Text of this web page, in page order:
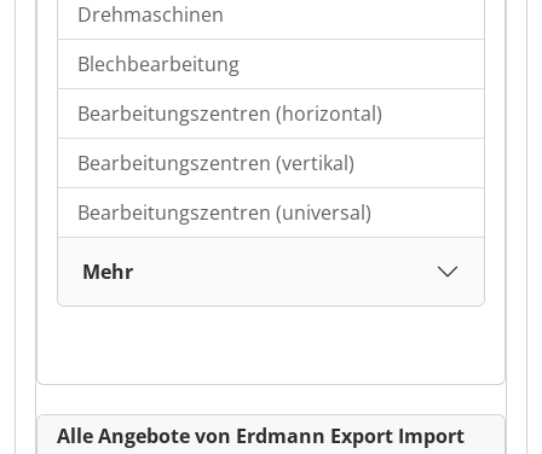
Drehmaschinen
Blechbearbeitung
Bearbeitungszentren (horizontal)
Bearbeitungszentren (vertikal)
Bearbeitungszentren (universal)
Mehr
Alle Angebote von Erdmann Export Import